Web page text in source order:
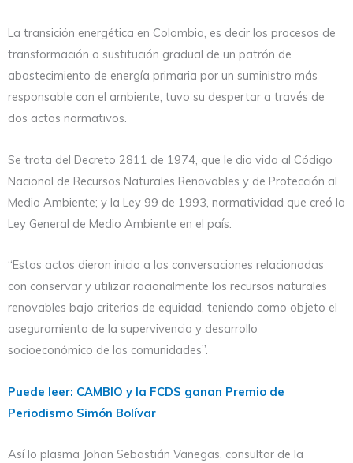
La transición energética en Colombia, es decir los procesos de
transformación o sustitución gradual de un patrón de
abastecimiento de energía primaria por un suministro más
responsable con el ambiente, tuvo su despertar a través de
dos actos normativos.
Se trata del Decreto 2811 de 1974, que le dio vida al Código
Nacional de Recursos Naturales Renovables y de Protección al
Medio Ambiente; y la Ley 99 de 1993, normatividad que creó la
Ley General de Medio Ambiente en el país.
“Estos actos dieron inicio a las conversaciones relacionadas
con conservar y utilizar racionalmente los recursos naturales
renovables bajo criterios de equidad, teniendo como objeto el
aseguramiento de la supervivencia y desarrollo
socioeconómico de las comunidades”.
Puede leer: CAMBIO y la FCDS ganan Premio de
Periodismo Simón Bolívar
Así lo plasma Johan Sebastián Vanegas, consultor de la